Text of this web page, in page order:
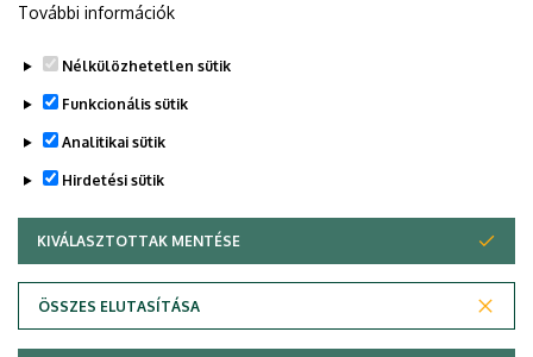
és Debrecen város kulturális és sport életét.
Adatvédelem
További információk
Nélkülözhetetlen sütik
Funkcionális sütik
Analitikai sütik
Hirdetési sütik
KIVÁLASZTOTTAK MENTÉSE
ÖSSZES ELUTASÍTÁSA
WITHDRAW CONSENT